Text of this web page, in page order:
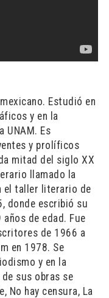
Estudió en
y en la
UNAM. Es
y prolíficos
mitad del siglo XX
llamado la
el taller literario de
donde escribió su
años de edad. Fue
de 1966 a
en 1978. Se
y en la
sus obras se
No hay censura, La